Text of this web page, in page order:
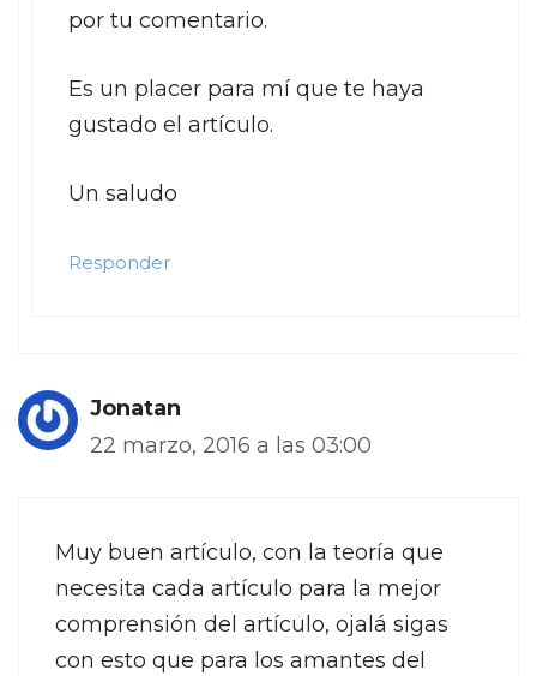
por tu comentario.
Es un placer para mí que te haya
gustado el artículo.
Un saludo
Responder
Jonatan
22 marzo, 2016 a las 03:00
Muy buen artículo, con la teoría que
necesita cada artículo para la mejor
comprensión del artículo, ojalá sigas
con esto que para los amantes del